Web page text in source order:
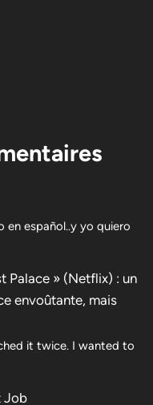
en español..y yo quiero
Palace » (Netflix) : un
envoûtante, mais
it twice. I wanted to
Job